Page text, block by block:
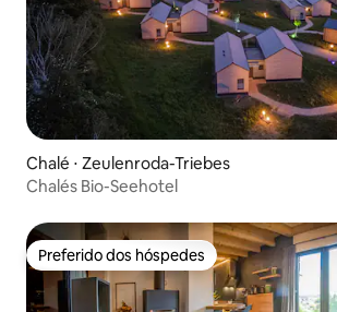
Chalé ⋅ Zeulenroda-Triebes
Chalés Bio-Seehotel
Preferido dos hóspedes
Preferido dos hóspedes